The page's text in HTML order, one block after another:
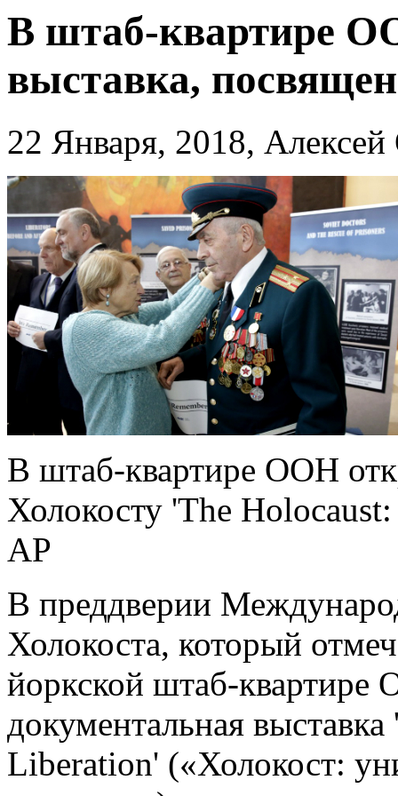
В штаб-квартире
выставка,
22 Января, 2018,
В штаб-квартире ООН
Холокосту 'The
AP
В преддверии
Холокоста, который
йоркской штаб-
документальная
Liberation' («Холокост: